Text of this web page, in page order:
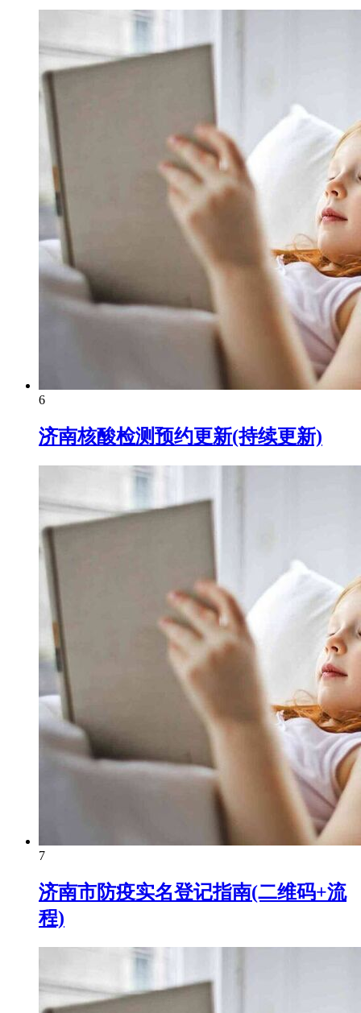
6
济南核酸检测预约更新(持续更新)
7
济南市防疫实名登记指南(二维码+流
程)